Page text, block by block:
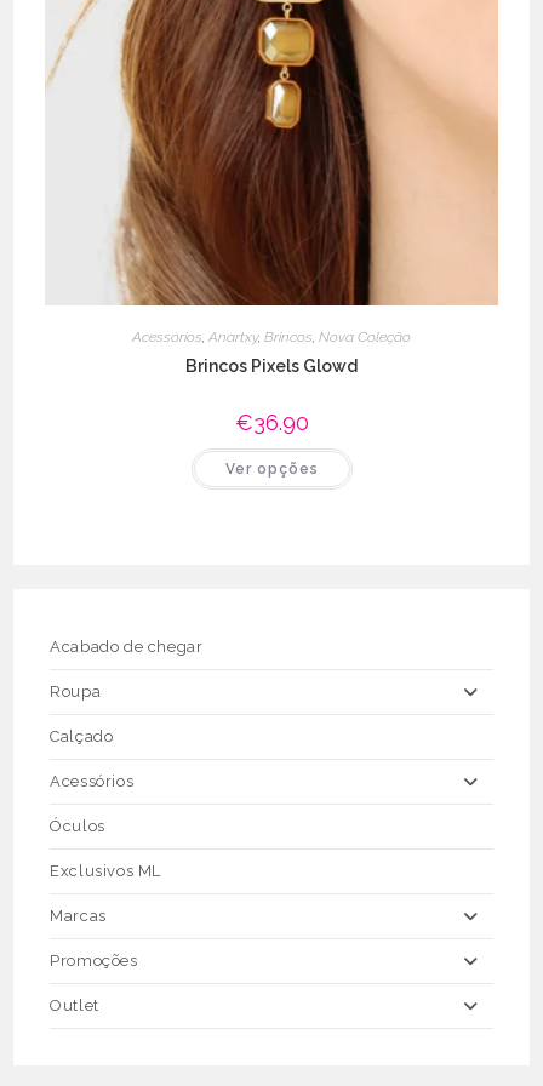
Acessórios, Anartxy, Brincos, Nova Coleção
Brincos Pixels Glowd
€36.90
Ver opções
product
Acabado de chegar
Roupa
Calçado
Acessórios
Óculos
Exclusivos ML
Marcas
Promoções
Outlet